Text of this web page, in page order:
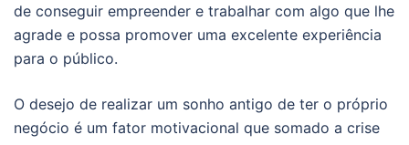
de conseguir empreender e trabalhar com algo que lhe
agrade e possa promover uma excelente experiência
para o público.
O desejo de realizar um sonho antigo de ter o próprio
negócio é um fator motivacional que somado a crise